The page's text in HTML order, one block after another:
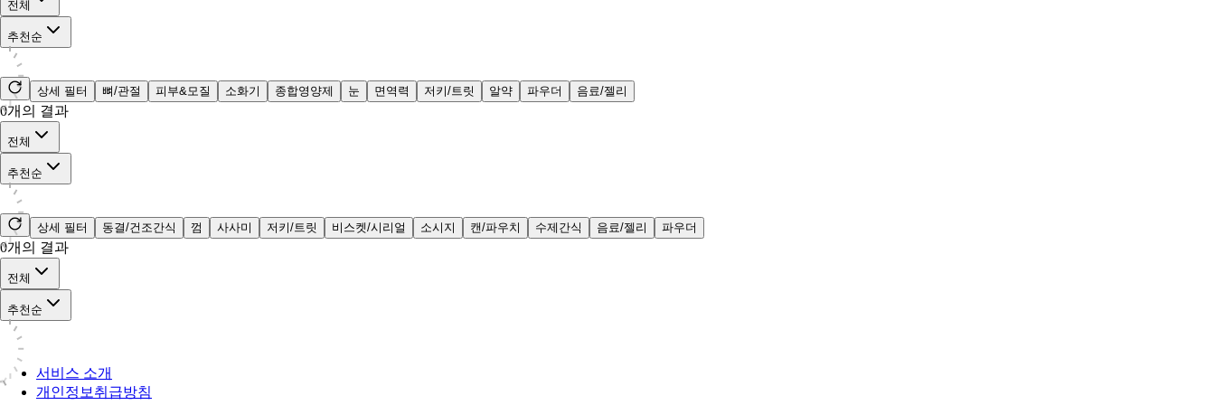
전체
추천순
상세 필터 뼈/관절 피부&모질 소화기 종합영양제 눈 면역력 저키/트릿 알약 파우더 음료/젤리
0개의 결과
전체
추천순
상세 필터 동결/건조간식 껌 사사미 저키/트릿 비스켓/시리얼 소시지 캔/파우치 수제간식 음료/젤리 파우더
0개의 결과
전체
추천순
서비스 소개
개인정보취급방침